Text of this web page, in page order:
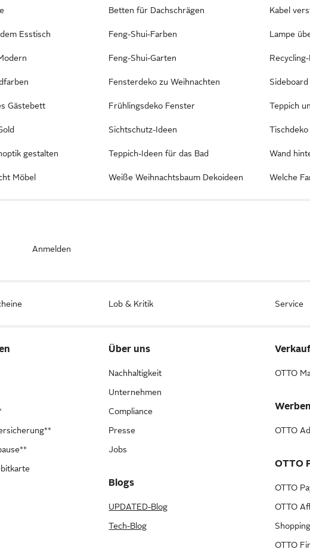
Esstisch
Gästebett
gestalten
Möbel
Betten für Dachschrägen
Feng-Shui-Farben
Feng-Shui-Garten
Fensterdeko zu Weihnachten
Frühlingsdeko Fenster
Sichtschutz-Ideen
Teppich-Ideen für das Bad
Weiße Weihnachtsbaum Dekoideen
Kabel
Lampe
Recycling-
Teppich
Wand
Welche
Anmelden
Lob & Kritik Service
Über uns
Nachhaltigkeit
Unternehmen
Compliance
Presse
Jobs
Blogs
UPDATED-Blog
Tech-Blog
OTTO
OTTO
OTTO
OTTO
OTTO
OTTO